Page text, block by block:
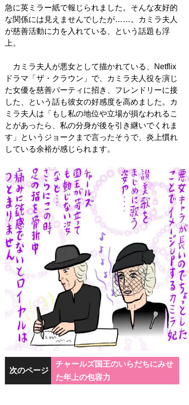
急に英ミラー紙で報じられました。そんな友好的
な関係には見えませんでしたが……。カミラ夫人
が慈善活動に力を入れている、という話題も浮
上。
カミラ夫人が悪女として描かれている、Netflix
ドラマ「ザ・クラウン」で、カミラ夫人役を演じ
た女優を慈善パーティに招き、フレンドリーに接
した、という話も彼女の好感度を高めました。カ
ミラ夫人は「もし私の地位や立場が損なわれるこ
とがあったら、私の分身が後を引き継いでくれま
す」というジョークまで言ったそうで、炎上慣れ
している余裕が感じられます。
次のページ
チャールズ国王のいらだちにみせ
た年上の包容力